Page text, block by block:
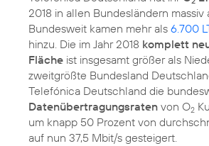
2018 in allen Bundesländern massiv
Bundesweit kamen mehr als 6.700
hinzu. Die im Jahr 2018 komplett
Fläche ist insgesamt größer als
zweitgrößte Bundesland
Telefónica Deutschland die
Datenübertragungsraten von O2
um knapp 50 Prozent von
auf nun 37,5 Mbit/s gesteigert.